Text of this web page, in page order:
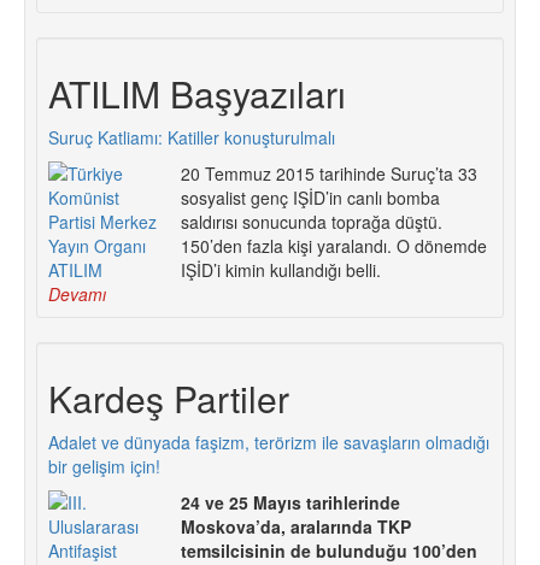
ATILIM Başyazıları
Suruç Katliamı: Katiller konuşturulmalı
20 Temmuz 2015 tarihinde Suruç’ta 33
sosyalist genç IŞİD’in canlı bomba
saldırısı sonucunda toprağa düştü.
150’den fazla kişi yaralandı. O dönemde
IŞİD’i kimin kullandığı belli.
Devamı
Kardeş Partiler
Adalet ve dünyada faşizm, terörizm ile savaşların olmadığı
bir gelişim için!
24 ve 25 Mayıs tarihlerinde
Moskova’da, aralarında TKP
temsilcisinin de bulunduğu 100’den